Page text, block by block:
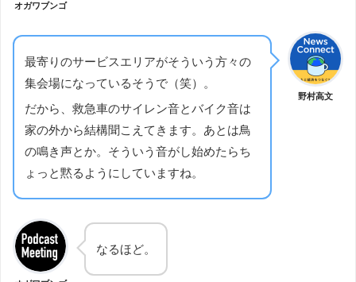
オガワブンゴ
野村高文
最寄りのサービスエリアがそういう方々の
集会場になっているそうで（笑）。
だから、救急車のサイレン音とバイク音は
家の外から結構聞こえてきます。あとは鳥
の鳴き声とか。そういう音がし始めたらち
ょっと黙るようにしていますね。
なるほど。